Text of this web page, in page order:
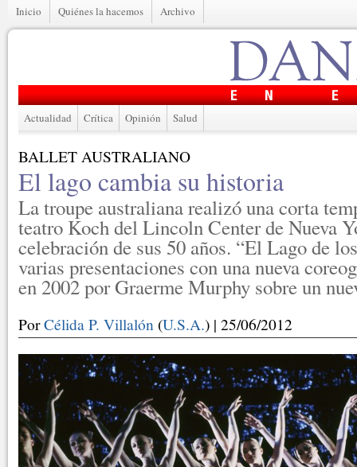
Inicio Quiénes la hacemos Archivo
Actualidad Crítica Opinión Salud
BALLET AUSTRALIANO
El lago cambia su historia
La troupe australiana realizó una corta
teatro Koch del Lincoln Center de Nueva
celebración de sus 50 años. “El Lago de
varias presentaciones con una nueva
en 2002 por Graerme Murphy sobre un
PorCélida P. Villalón (U.S.A.) | 25/06/2012